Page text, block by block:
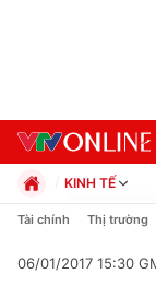
KINH TẾ
Chính trị
Pháp luật
Tài chính Thị trường
06/01/2017 15:30